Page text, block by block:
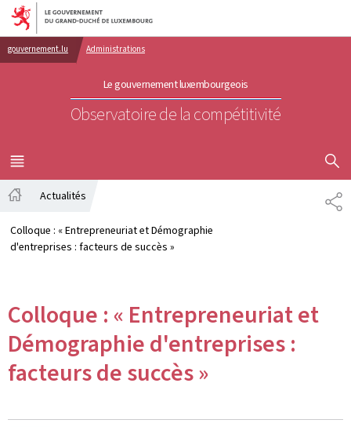
Aller au menu principal
Aller au contenu
gouvernement.lu Administrations
Le gouvernement luxembourgeois
Observatoire de la compétitivité
MENU
PRINCIPAL
Actualités
Colloque : « Entrepreneuriat et Démographie
d'entreprises : facteurs de succès »
Colloque : « Entrepreneuriat et
Démographie d'entreprises :
facteurs de succès »